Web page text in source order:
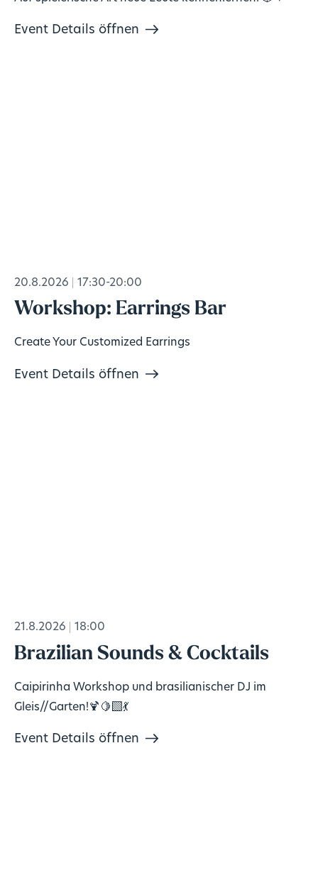
Event Details öffnen
20.8.2026 17:30-20:00
Workshop: Earrings Bar
Create Your Customized Earrings
Event Details öffnen
21.8.2026 18:00
Brazilian Sounds & Cocktails
Caipirinha Workshop und brasilianischer DJ im
Gleis//Garten!🍹🍋‍🟩💃
Event Details öffnen